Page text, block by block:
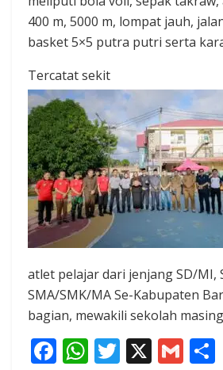
400 m, 5000 m, lompat jauh,
basket 5×5 putra putri serta
Tercatat sekit
atlet pelajar dari jenjang SD/MI,
SMA/SMK/MA Se-Kabupaten
bagian, mewakili sekolah
F W T X G